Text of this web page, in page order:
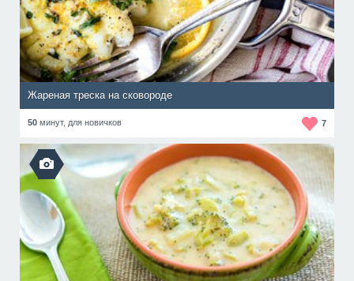
Жареная треска на сковороде
50 минут, для новичков 7